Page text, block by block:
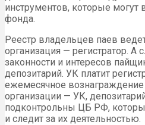
инструментов, которые могут
фонда.
Реестр владельцев паев
организация — регистратор. А
законности и интересов
депозитарий. УК платит
ежемесячное
организации — УК,
подконтрольны ЦБ РФ,
и следит за их деятельностью.